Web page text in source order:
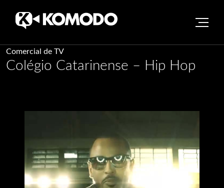
Skip
to
Comercial de TV
Colégio Catarinense – Hip Hop